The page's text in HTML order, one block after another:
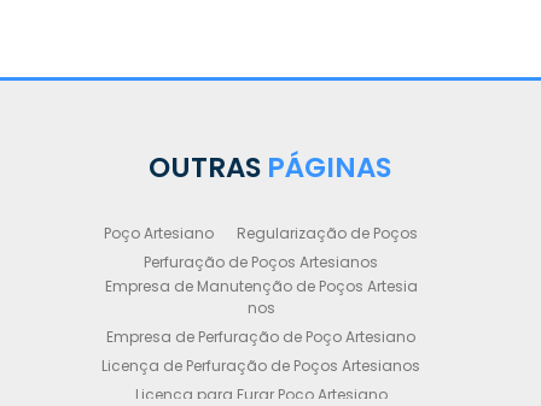
OUTRAS PÁGINAS
Poço Artesiano
Regularização de Poços
Perfuração de Poços Artesianos
Empresa de Manutenção de Poços Artesia
nos
Empresa de Perfuração de Poço Artesiano
Licença de Perfuração de Poços Artesianos
Licença para Furar Poço Artesiano